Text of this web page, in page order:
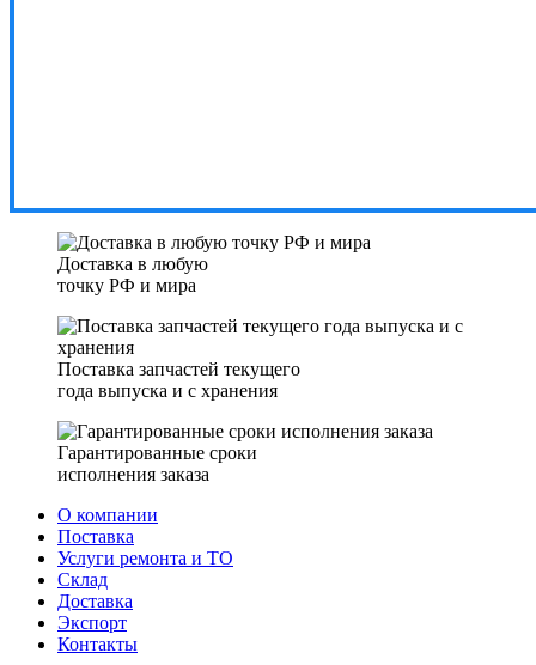
Доставка в любую
точку РФ и мира
Поставка запчастей текущего
года выпуска и с хранения
Гарантированные сроки
исполнения заказа
О компании
Поставка
Услуги ремонта и ТО
Склад
Доставка
Экспорт
Контакты